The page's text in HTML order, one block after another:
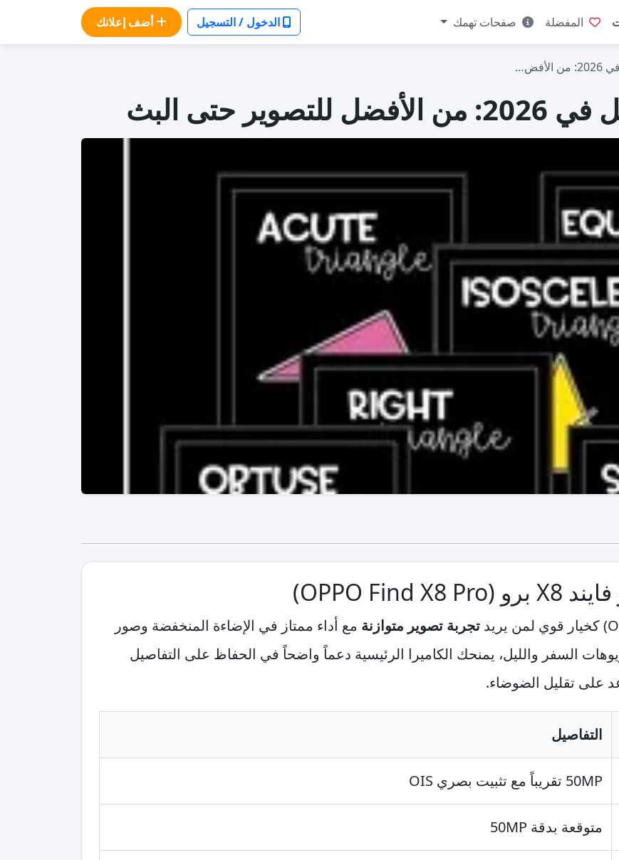
المفضلة صفحات تهمك الدخول / التسجيل أضف إعلانك
تجربة تصوير متوازنة مع أداء ممتاز في الإضاءة المنخفضة وصور
السفر والليل، يمنحك الكاميرا الرئيسية دعماً واضحاً في الحفاظ على التفاصيل
على تقليل الضوضاء.
التفاصيل
50MP تقريباً مع تثبيت بصري OIS
متوقعة بدقة 50MP